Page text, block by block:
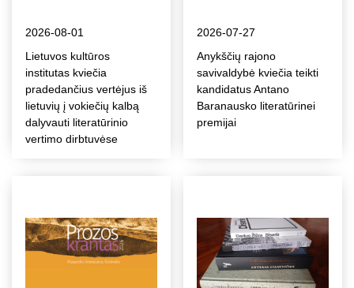
2026-08-01
Lietuvos kultūros
institutas kviečia
pradedančius vertėjus iš
lietuvių į vokiečių kalbą
dalyvauti literatūrinio
vertimo dirbtuvėse
2026-07-27
Anykščių rajono
savivaldybė kviečia teikti
kandidatus Antano
Baranausko literatūrinei
premijai